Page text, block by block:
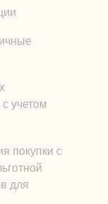
покупки с
для
учетом